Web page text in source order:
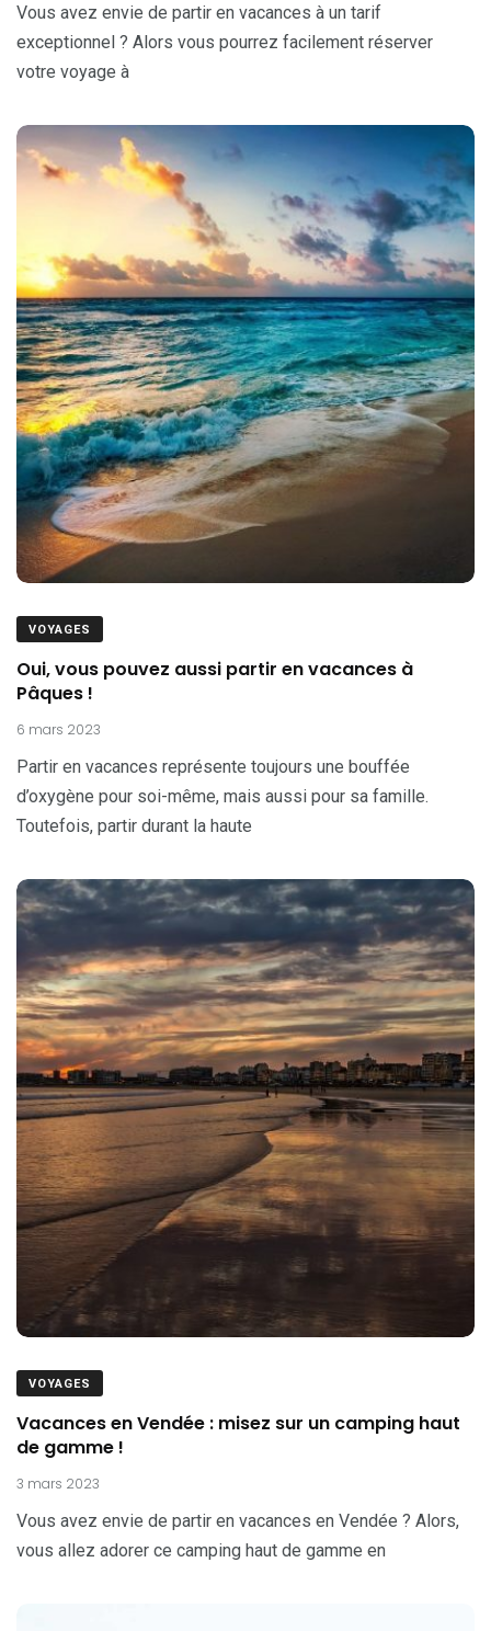
Vous avez envie de partir en vacances à un tarif
exceptionnel ? Alors vous pourrez facilement réserver
votre voyage à
VOYAGES
Oui, vous pouvez aussi partir en vacances à
Pâques !
6 mars 2023
Partir en vacances représente toujours une bouffée
d’oxygène pour soi-même, mais aussi pour sa famille.
Toutefois, partir durant la haute
VOYAGES
Vacances en Vendée : misez sur un camping haut
de gamme !
3 mars 2023
Vous avez envie de partir en vacances en Vendée ? Alors,
vous allez adorer ce camping haut de gamme en